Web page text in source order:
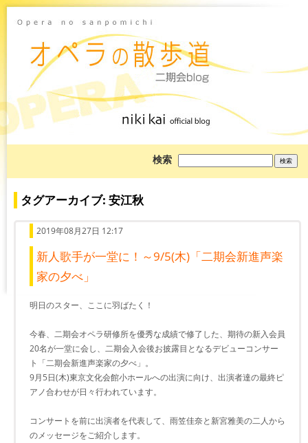
検索
を
タグアーカイブ: 安江秋
2019年08月27日 12:17
新人歌手が一堂に！～9/5(木)「二期会新進声楽
家の夕べ」
明日のスター、ここに羽ばたく！
今春、二期会オペラ研修所を優秀な成績で修了した、期待の新入会員
20名が一堂に会し、二期会入会後お披露目となるデビューコンサー
ト「二期会新進声楽家の夕べ」。
9月5日(木)東京文化会館小ホールへの出演に向け、出演者達の最終ピ
アノ合わせが日々行われています。
コンサートを前に出演者を代表して、雨笠佳奈と新宮雅美の二人から
のメッセージをご紹介します。